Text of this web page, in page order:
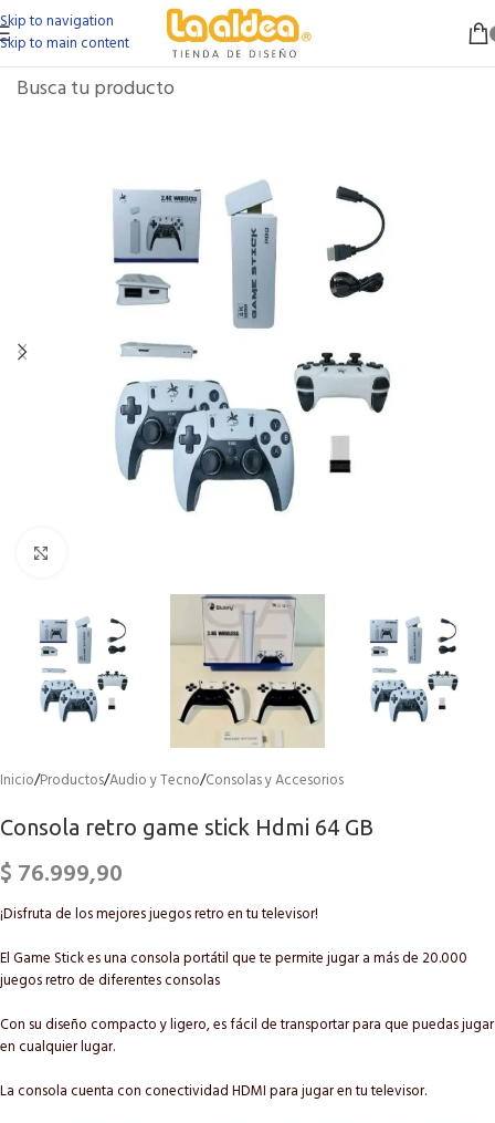
Skip to navigation
Skip to main content
Inicio/Productos/Audio y Tecno/Consolas y Accesorios
Consola retro game stick Hdmi 64 GB
$ 76.999,90
¡Disfruta de los mejores juegos retro en tu televisor!
El Game Stick es una consola portátil que te permite jugar a más de 20.000
juegos retro de diferentes consolas
Con su diseño compacto y ligero, es fácil de transportar para que puedas jugar
en cualquier lugar.
La consola cuenta con conectividad HDMI para jugar en tu televisor.